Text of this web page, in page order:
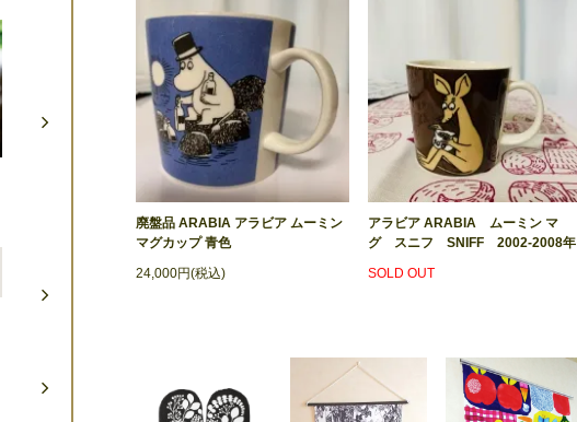
廃盤品 ARABIA アラビア ムーミン
マグカップ 青色
24,000円(税込)
アラビア ARABIA ムーミン マ
グ スニフ SNIFF 2002-2008年
SOLD OUT